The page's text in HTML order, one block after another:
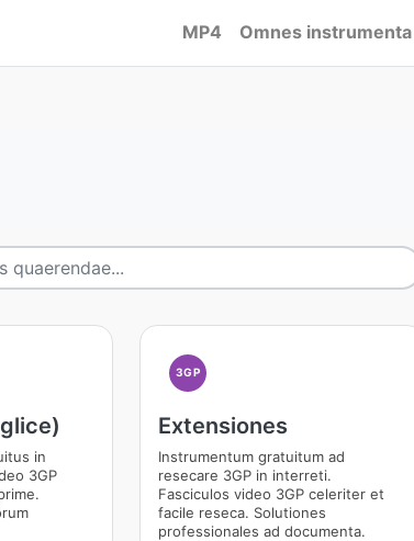
MP4 Omnes instrumenta
in
3GP
3GP
Extensiones
Instrumentum gratuitum ad
resecare 3GP in interreti.
Fasciculos video 3GP celeriter et
facile reseca. Solutiones
professionales ad documenta.